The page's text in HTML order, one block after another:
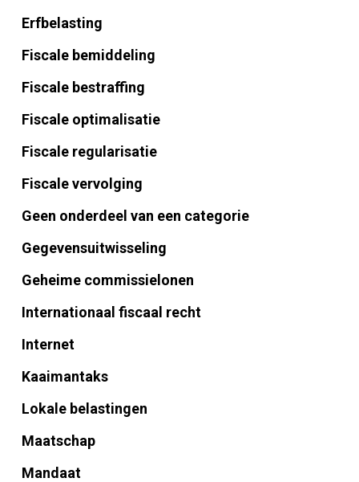
Erfbelasting
Fiscale bemiddeling
Fiscale bestraffing
Fiscale optimalisatie
Fiscale regularisatie
Fiscale vervolging
Geen onderdeel van een categorie
Gegevensuitwisseling
Geheime commissielonen
Internationaal fiscaal recht
Internet
Kaaimantaks
Lokale belastingen
Maatschap
Mandaat